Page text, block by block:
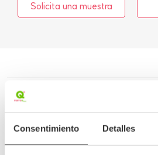
Consentimiento Detalles
Solicita una muestra
Más información